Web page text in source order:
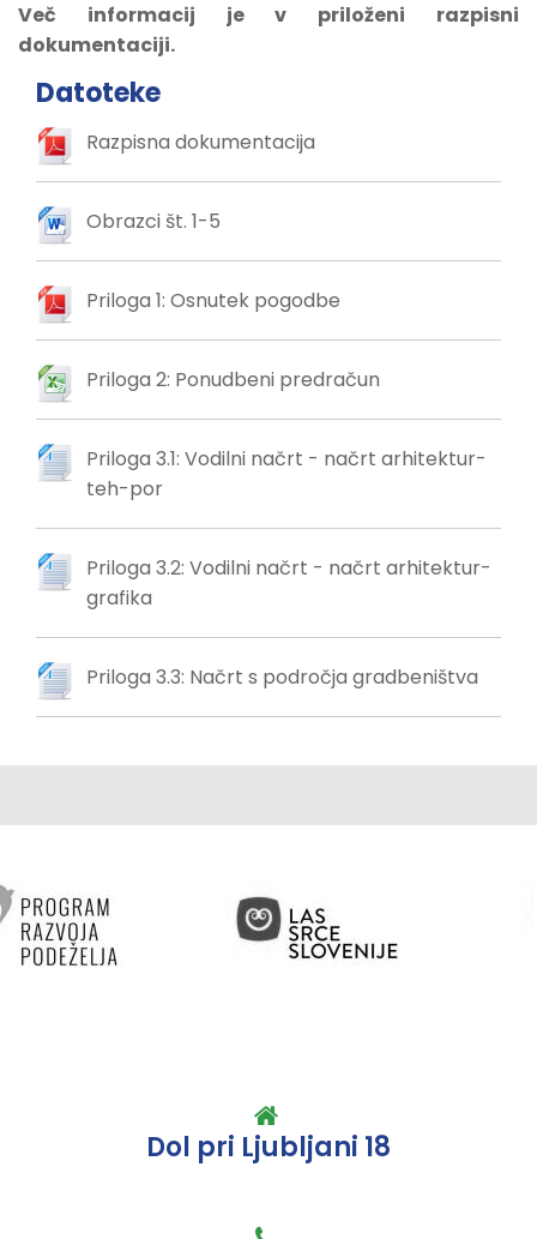
Več informacij je v priloženi razpisni
dokumentaciji.
Datoteke
Razpisna dokumentacija
Obrazci št. 1-5
Priloga 1: Osnutek pogodbe
Priloga 2: Ponudbeni predračun
Priloga 3.1: Vodilni načrt - načrt arhitektur-
teh-por
Priloga 3.2: Vodilni načrt - načrt arhitektur-
grafika
Priloga 3.3: Načrt s področja gradbeništva
Dol pri Ljubljani 18